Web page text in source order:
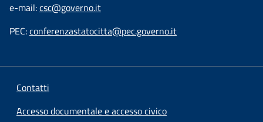
e-mail:csc@governo.it
PEC:conferenzastatocitta@pec.governo.it
Contatti
Accesso documentale e accesso civico